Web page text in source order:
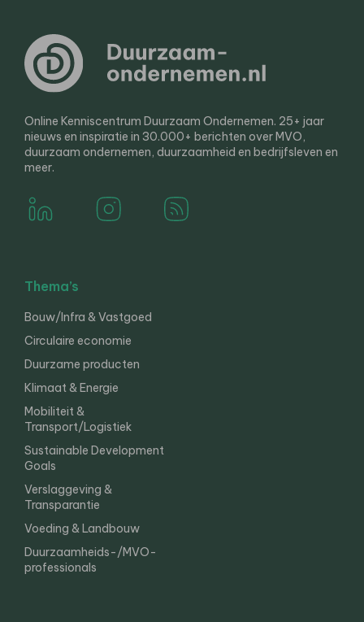
Online Kenniscentrum Duurzaam Ondernemen. 25+ jaar
nieuws en inspiratie in 30.000+ berichten over MVO,
duurzaam ondernemen, duurzaamheid en bedrijfsleven en
meer.
Thema’s
Bouw/Infra & Vastgoed
Circulaire economie
Duurzame producten
Klimaat & Energie
Mobiliteit &
Transport/Logistiek
Sustainable Development
Goals
Verslaggeving &
Transparantie
Voeding & Landbouw
Duurzaamheids-/MVO-
professionals